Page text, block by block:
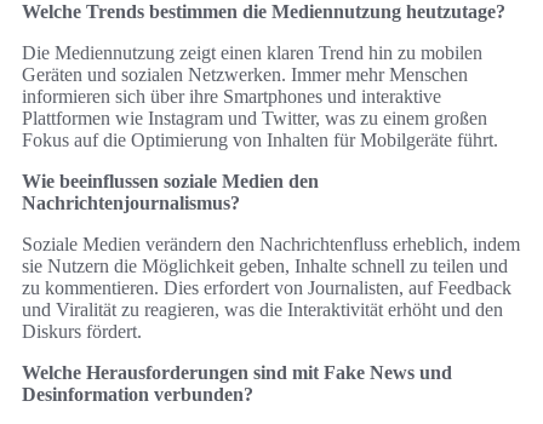
Welche Trends bestimmen die Mediennutzung heutzutage?
Die Mediennutzung zeigt einen klaren Trend hin zu mobilen
Geräten und sozialen Netzwerken. Immer mehr Menschen
informieren sich über ihre Smartphones und interaktive
Plattformen wie Instagram und Twitter, was zu einem großen
Fokus auf die Optimierung von Inhalten für Mobilgeräte führt.
Wie beeinflussen soziale Medien den
Nachrichtenjournalismus?
Soziale Medien verändern den Nachrichtenfluss erheblich, indem
sie Nutzern die Möglichkeit geben, Inhalte schnell zu teilen und
zu kommentieren. Dies erfordert von Journalisten, auf Feedback
und Viralität zu reagieren, was die Interaktivität erhöht und den
Diskurs fördert.
Welche Herausforderungen sind mit Fake News und
Desinformation verbunden?